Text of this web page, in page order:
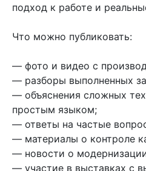
подход к работе и
Что можно публиковать:
— фото и видео с
— разборы выполненных
— объяснения сложных
простым языком;
— ответы на частые
— материалы о контроле
— новости о
— участие в выставках с